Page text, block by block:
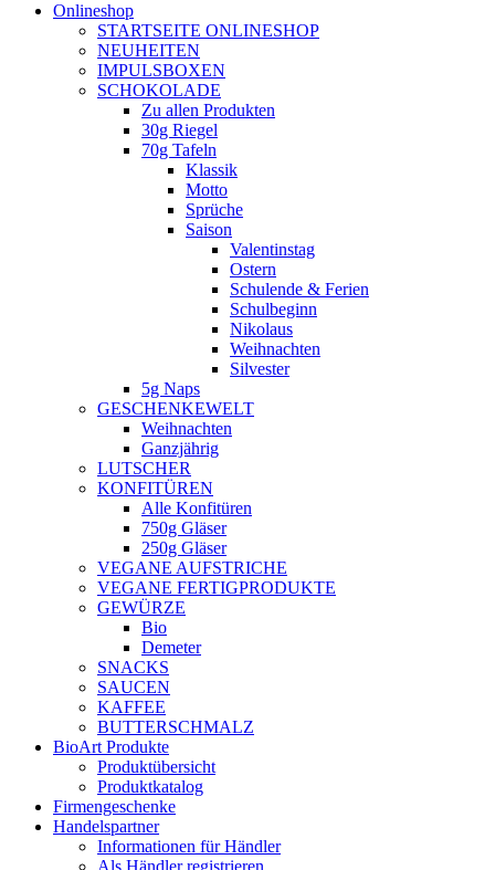
Onlineshop
STARTSEITE ONLINESHOP
NEUHEITEN
IMPULSBOXEN
SCHOKOLADE
Zu allen Produkten
30g Riegel
70g Tafeln
Klassik
Motto
Sprüche
Saison
Valentinstag
Ostern
Schulende & Ferien
Schulbeginn
Nikolaus
Weihnachten
Silvester
5g Naps
GESCHENKEWELT
Weihnachten
Ganzjährig
LUTSCHER
KONFITÜREN
Alle Konfitüren
750g Gläser
250g Gläser
VEGANE AUFSTRICHE
VEGANE FERTIGPRODUKTE
GEWÜRZE
Bio
Demeter
SNACKS
SAUCEN
KAFFEE
BUTTERSCHMALZ
BioArt Produkte
Produktübersicht
Produktkatalog
Firmengeschenke
Handelspartner
Informationen für Händler
Als Händler registrieren